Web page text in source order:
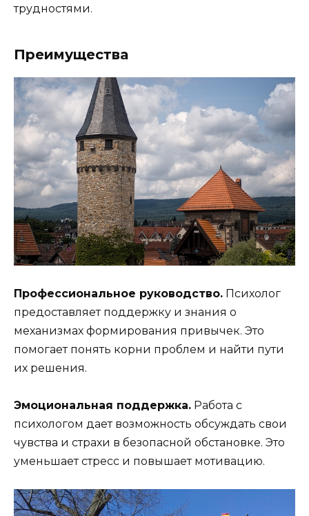
трудностями.
Преимущества
Профессиональное руководство. Психолог
предоставляет поддержку и знания о
механизмах формирования привычек. Это
помогает понять корни проблем и найти пути
их решения.
Эмоциональная поддержка. Работа с
психологом дает возможность обсуждать свои
чувства и страхи в безопасной обстановке. Это
уменьшает стресс и повышает мотивацию.